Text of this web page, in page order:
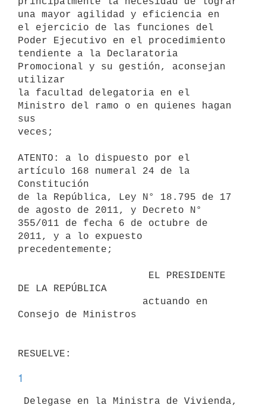
una mayor agilidad y eficiencia en
el ejercicio de las funciones del
Poder Ejecutivo en el procedimiento
tendiente a la Declaratoria
Promocional y su gestión, aconsejan
utilizar
la facultad delegatoria en el
Ministro del ramo o en quienes hagan
sus
veces;
ATENTO: a lo dispuesto por el
artículo 168 numeral 24 de la
Constitución
de la República, Ley N° 18.795 de 17
de agosto de 2011, y Decreto N°
355/011 de fecha 6 de octubre de
2011, y a lo expuesto
precedentemente;
DE LA REPÚBLICA
Consejo de Ministros
1